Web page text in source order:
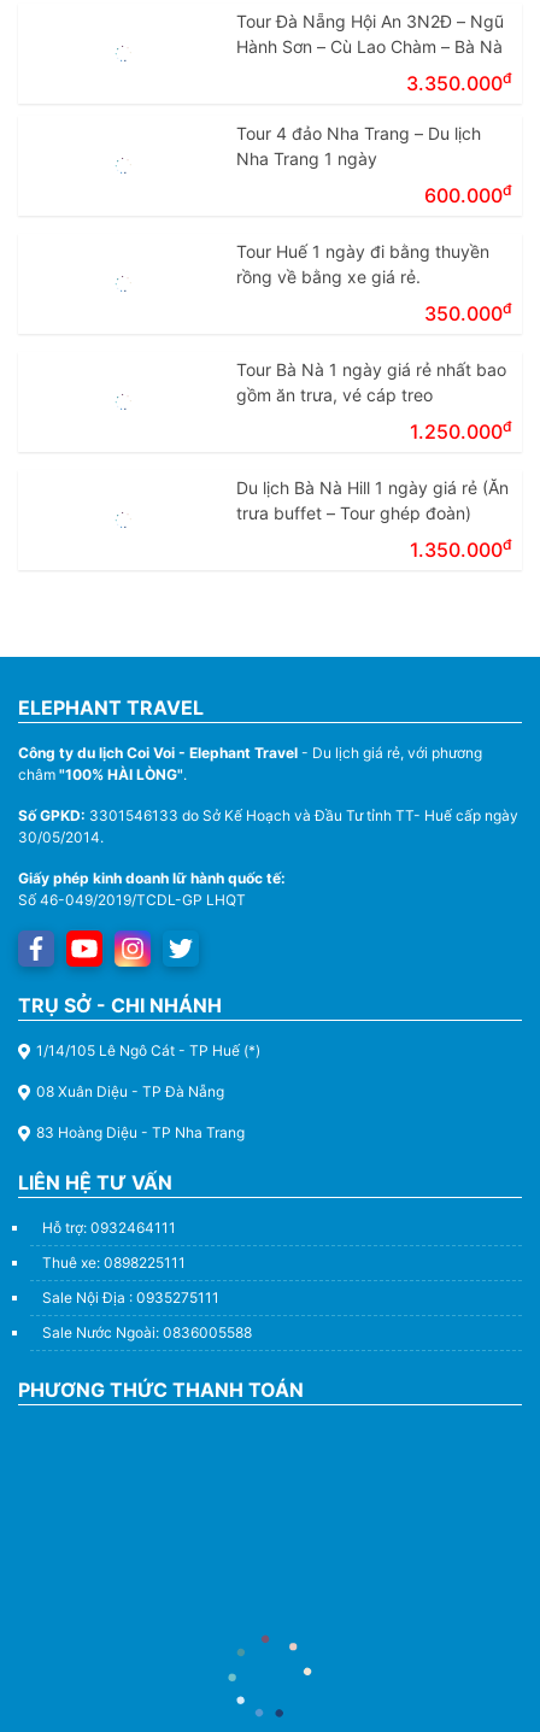
Tour Đà Nẵng Hội An 3N2Đ – Ngũ
Hành Sơn – Cù Lao Chàm – Bà Nà
3.350.000đ
Tour 4 đảo Nha Trang – Du lịch
Nha Trang 1 ngày
600.000đ
Tour Huế 1 ngày đi bằng thuyền
rồng về bằng xe giá rẻ.
350.000đ
Tour Bà Nà 1 ngày giá rẻ nhất bao
gồm ăn trưa, vé cáp treo
1.250.000đ
Du lịch Bà Nà Hill 1 ngày giá rẻ (Ăn
trưa buffet – Tour ghép đoàn)
1.350.000đ
ELEPHANT TRAVEL
Công ty du lịch Coi Voi - Elephant Travel - Du lịch giá rẻ, với phương
châm "100% HÀI LÒNG".
Số GPKD: 3301546133 do Sở Kế Hoạch và Đầu Tư tỉnh TT- Huế cấp ngày
30/05/2014.
Giấy phép kinh doanh lữ hành quốc tế:
Số 46-049/2019/TCDL-GP LHQT
TRỤ SỞ - CHI NHÁNH
1/14/105 Lê Ngô Cát - TP Huế (*)
08 Xuân Diệu - TP Đà Nẵng
83 Hoàng Diệu - TP Nha Trang
LIÊN HỆ TƯ VẤN
Hỗ trợ: 0932464111
Thuê xe: 0898225111
Sale Nội Địa : 0935275111
Sale Nước Ngoài: 0836005588
PHƯƠNG THỨC THANH TOÁN